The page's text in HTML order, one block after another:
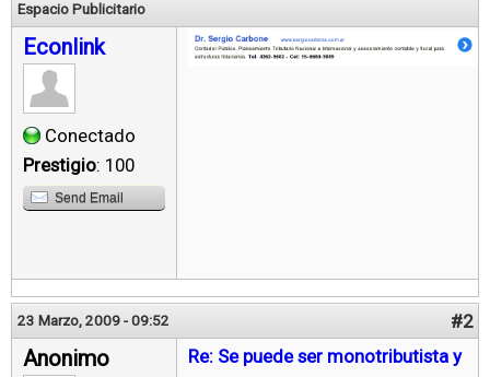
Espacio Publicitario
Econlink
Conectado
Prestigio: 100
Send Email
23 Marzo, 2009 - 09:52 #2
Anonimo
Re: Se puede ser monotributista y